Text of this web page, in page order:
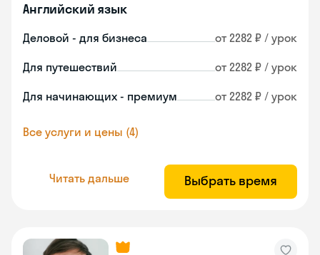
Английский язык
Деловой - для бизнеса от 2282 ₽ / урок
Для путешествий от 2282 ₽ / урок
Для начинающих - премиум от 2282 ₽ / урок
Все услуги и цены (4)
Читать дальше Выбрать время